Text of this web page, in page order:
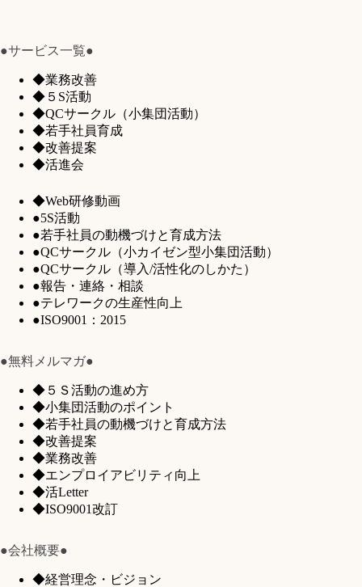
●サービス一覧●
◆業務改善
◆５S活動
◆QCサークル（小集団活動）
◆若手社員育成
◆改善提案
◆活進会
◆Web研修動画
●5S活動
●若手社員の動機づけと育成方法
●QCサークル（小カイゼン型小集団活動）
●QCサークル（導入/活性化のしかた）
●報告・連絡・相談
●テレワークの生産性向上
●ISO9001：2015
●無料メルマガ●
◆５Ｓ活動の進め方
◆小集団活動のポイント
◆若手社員の動機づけと育成方法
◆改善提案
◆業務改善
◆エンプロイアビリティ向上
◆活Letter
◆ISO9001改訂
●会社概要●
◆経営理念・ビジョン